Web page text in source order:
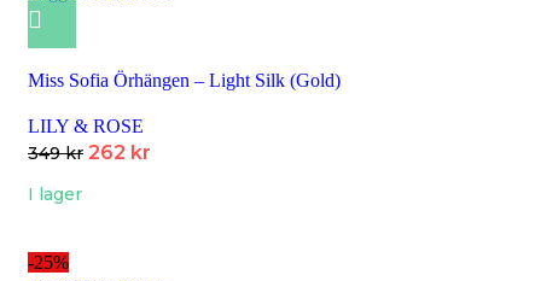
Miss Sofia Örhängen – Light Silk (Gold)
LILY & ROSE
349kr 262 kr
I lager
-25%